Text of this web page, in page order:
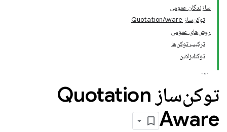
سازندگان عمومی
توکن‌ساز QuotationAware
روش‌های عمومی
ترکیب توکن‌ها
توکنایزلاین
توکن‌ساز Quotation
Aware